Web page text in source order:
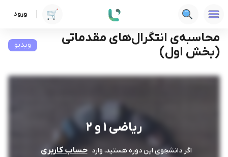
ورود دوره ها فنی‌ومهندسی محاسبه‌ی انتگرال‌های مقدماتی (بخش اول)
محاسبه‌ی انتگرال‌های مقدماتی
(بخش اول)
ویدیو
ریاضی 1 و 2
اگر دانشجوی این دوره هستید، وارد حساب کاربری